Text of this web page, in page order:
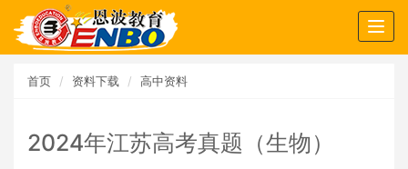
首页 资料下载 高中资料
2024年江苏高考真题（生物）